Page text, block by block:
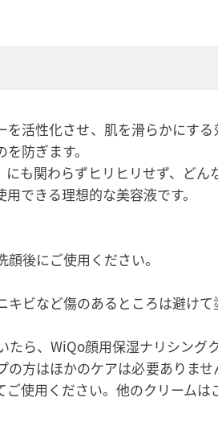
を活性化させ、肌を滑らかにす
防ぎます。
にも関わらずヒリヒリせず、ど
できる理想的な美容液です。
顔後にご使用ください。
キビなど傷のあるところは避け
たら、WiQo顔用保湿ナリシング
方はほかのケアは必要ありま
ご使用ください。他のクリーム